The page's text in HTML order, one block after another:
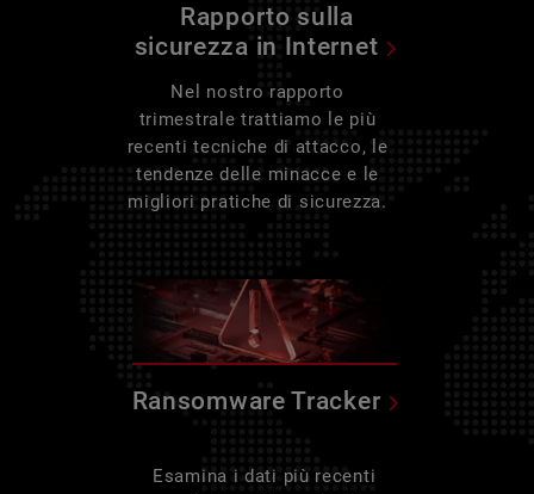
Rapporto sulla
sicurezza in Internet
Nel nostro rapporto
trimestrale trattiamo le più
recenti tecniche di attacco, le
tendenze delle minacce e le
migliori pratiche di sicurezza.
Ransomware Tracker
Esamina i dati più recenti